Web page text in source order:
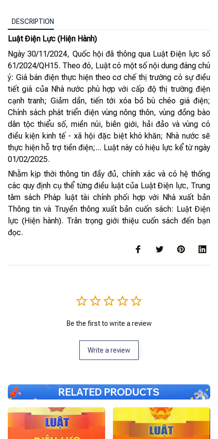
DESCRIPTION
Luật Điện Lực (Hiện Hành)
Ngày 30/11/2024, Quốc hội đã thông qua Luật Điện lực số
61/2024/QH15. Theo đó, Luật có một số nội dung đáng chú
ý: Giá bán điện thực hiện theo cơ chế thị trường có sự điều
tiết giá của Nhà nước phù hợp với cấp độ thị trường điện
cạnh tranh; Giảm dần, tiến tới xóa bỏ bù chéo giá điện;
Chính sách phát triển điện vùng nông thôn, vùng đồng bào
dân tộc thiểu số, miền núi, biên giới, hải đảo và vùng có
điều kiện kinh tế - xã hội đặc biệt khó khăn; Nhà nước sẽ
thực hiện hỗ trợ tiền điện;... Luật này có hiệu lực kể từ ngày
01/02/2025.
Nhằm kịp thời thông tin đầy đủ, chính xác và có hệ thống
các quy định cụ thể từng điều luật của Luật Điện lực, Trung
tâm sách Pháp luật tài chính phối hợp với Nhà xuất bản
Thông tin và Truyền thông xuất bản cuốn sách: Luật Điện
lực (Hiện hành). Trân trọng giới thiệu cuốn sách đến bạn
đọc.
Be the first to write a review
Write a review
RELATED PRODUCTS